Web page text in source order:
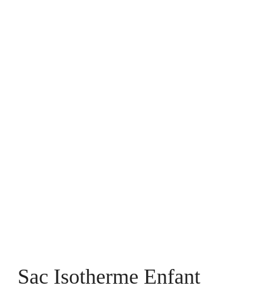
Sac Isotherme Enfant